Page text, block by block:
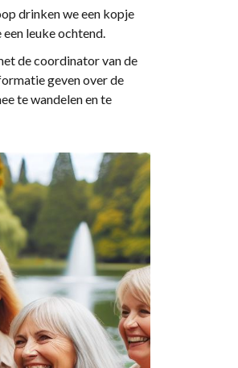
drinken we een kopje
leuke ochtend.
de coordinator van de
geven over de
te wandelen en te